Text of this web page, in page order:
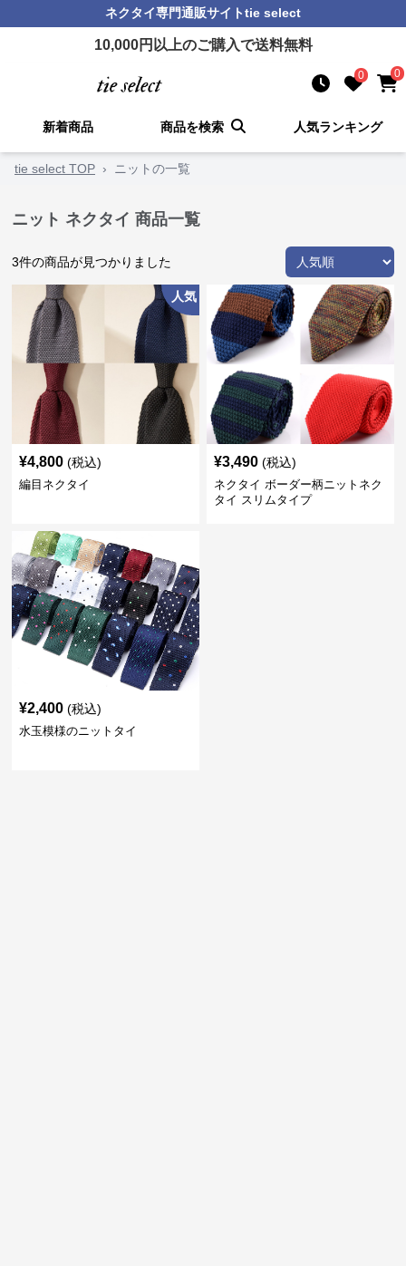
ネクタイ専門通販サイトtie select
10,000円以上のご購入で送料無料
0 0
新着商品 商品を検索 人気ランキング
tie select TOP › ニットの一覧
ニット ネクタイ 商品一覧
3件の商品が見つかりました
人気
¥4,800 (税込)
編目ネクタイ
¥3,490 (税込)
ネクタイ ボーダー柄ニットネク
タイ スリムタイプ
¥2,400 (税込)
水玉模様のニットタイ